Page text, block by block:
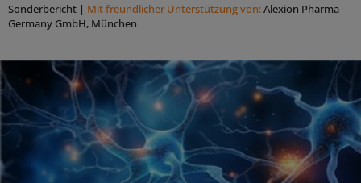
Sonderbericht | Mit freundlicher Unterstützung von:Alexion Pharma
Germany GmbH, München